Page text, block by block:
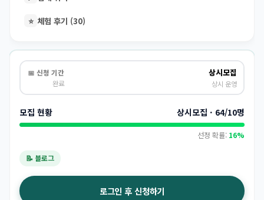
⭐ 체험 후기 (30)
📅 신청 기간
완료
상시모집
상시 운영
모집 현황 상시모집 · 64/10명
선정 확률: 16%
📝 블로그
로그인 후 신청하기